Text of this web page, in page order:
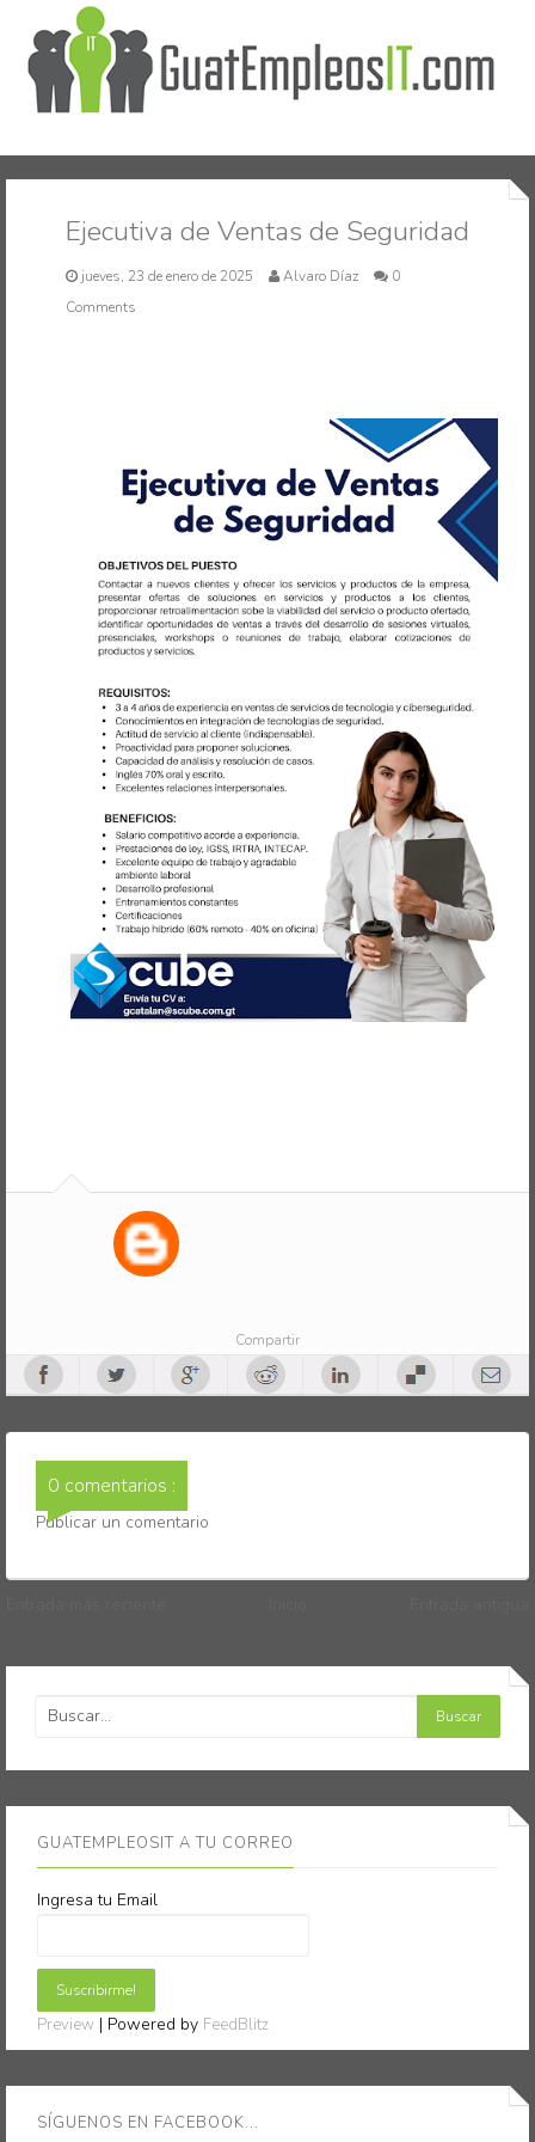
Inicio
Ejecutiva de Ventas de Seguridad
jueves, 23 de enero de 2025 Alvaro Díaz
0
Comments
Compartir
0 comentarios :
Publicar un comentario
GUATEMPLEOSIT A TU CORREO
Ingresa tu Email
Preview | Powered by FeedBlitz
SÍGUENOS EN FACEBOOK...